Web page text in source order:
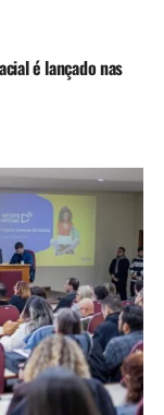
é lançado nas